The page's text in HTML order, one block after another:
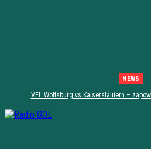
NEWS
VFL Wolfsburg vs Kaiserslautern –